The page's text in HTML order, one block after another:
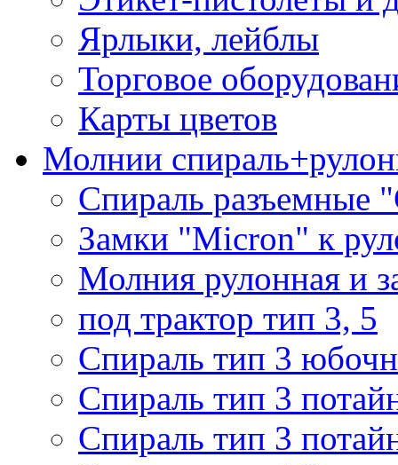
Ярлыки, лейблы
Торговое
Карты цветов
Молнии
Спираль разъемные
Замки "Micron" к
Молния рулонная и
под трактор тип 3, 5
Спираль тип 3
Спираль тип 3
Спираль тип 3